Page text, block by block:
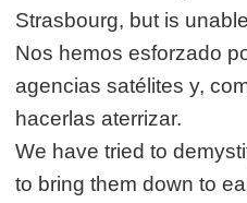
Strasbourg, but is
Nos hemos esforzado
agencias satélites y,
hacerlas aterrizar.
We have tried to
to bring them down to